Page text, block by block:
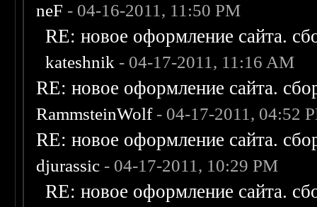
neF - 04-16-2011, 11:50 PM
RE: новое оформление сайта.
kateshnik - 04-17-2011, 11:16 AM
RE: новое оформление сайта.
RammsteinWolf- 04-17-2011, 04:52
RE: новое оформление сайта.
djurassic - 04-17-2011, 10:29 PM
RE: новое оформление сайта.